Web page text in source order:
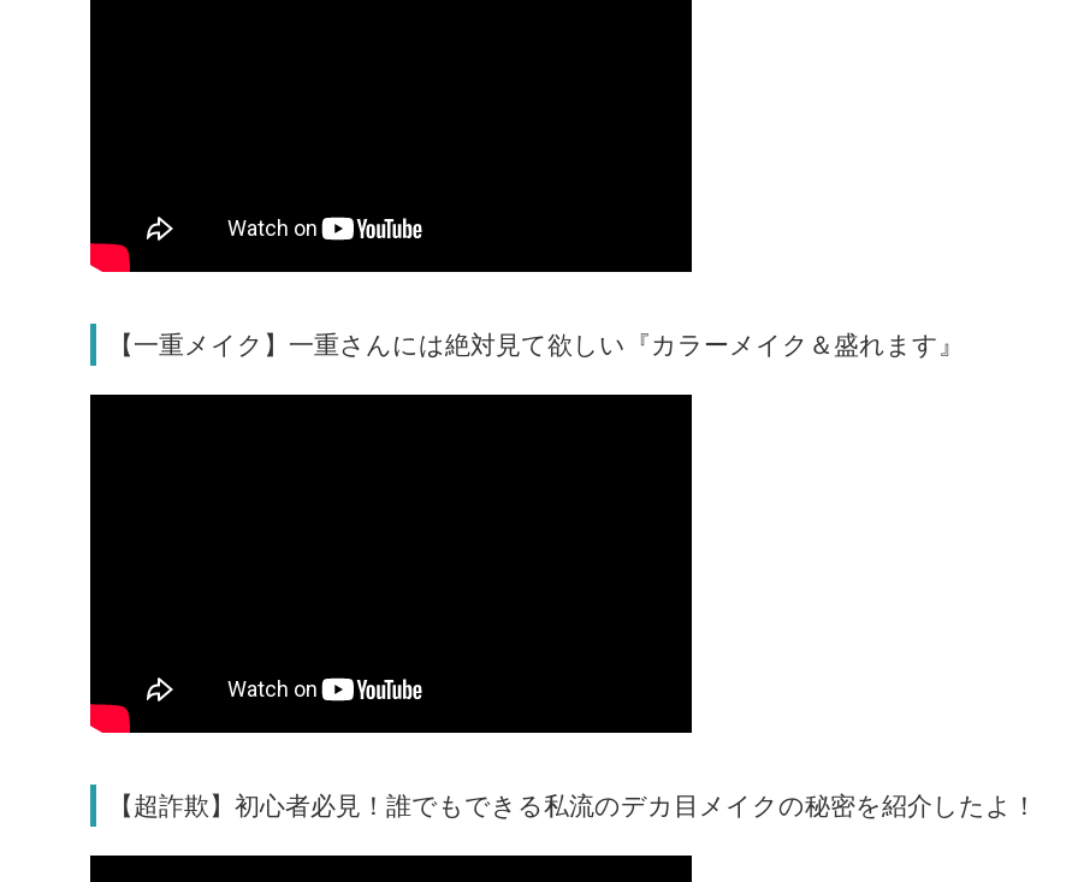
【一重メイク】一重さんには絶対見て欲しい『カラーメイク＆盛れます』
【超詐欺】初心者必見！誰でもできる私流のデカ目メイクの秘密を紹介したよ！